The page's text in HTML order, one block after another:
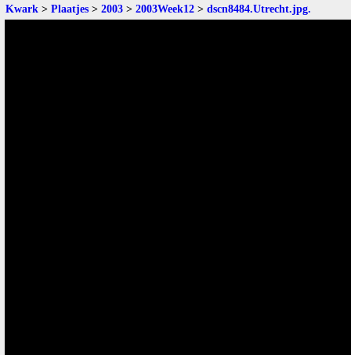
Kwark > Plaatjes > 2003 > 2003Week12 > dscn8484.Utrecht.jpg.